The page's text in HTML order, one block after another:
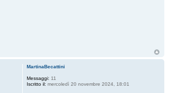
MartinaBecattini
Messaggi: 11
Iscritto il: mercoledì 20 novembre 2024, 18:01